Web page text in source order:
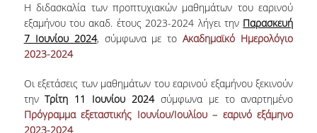
Η διδασκαλία των προπτυχιακών μαθημάτων του εαρινού
εξαμήνου του ακαδ. έτους 2023-2024 λήγει την Παρασκευή
7 Ιουνίου 2024, σύμφωνα με τοΑκαδημαϊκό Ημερολόγιο
2023-2024
Οι εξετάσεις των μαθημάτων του εαρινού εξαμήνου ξεκινούν
τηνΤρίτη 11 Ιουνίου 2024σύμφωνα με το αναρτημένο
Πρόγραμμα εξεταστικής Ιουνίου/Ιουλίου – εαρινό εξάμηνο
2023-2024